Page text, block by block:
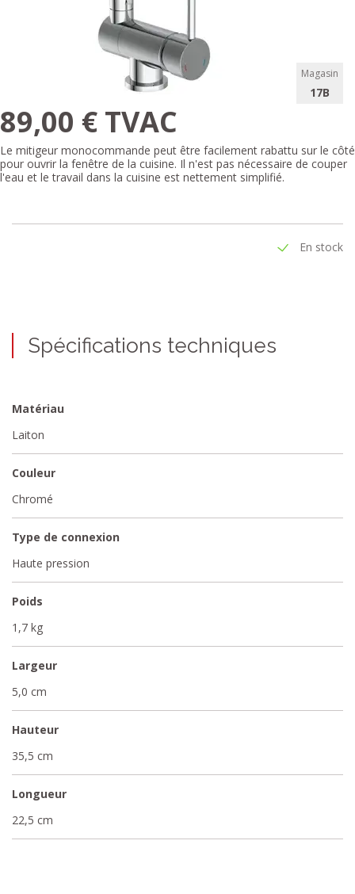
Magasin
17B
89,00 € TVAC
Le mitigeur monocommande peut être facilement rabattu sur le côté
pour ouvrir la fenêtre de la cuisine. Il n'est pas nécessaire de couper
l'eau et le travail dans la cuisine est nettement simplifié.
En stock
Spécifications techniques
Matériau
Laiton
Couleur
Chromé
Type de connexion
Haute pression
Poids
1,7 kg
Largeur
5,0 cm
Hauteur
35,5 cm
Longueur
22,5 cm